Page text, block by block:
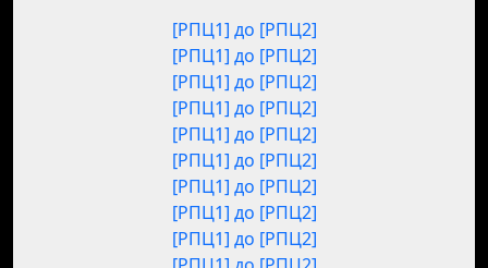
[РПЦ1] до [РПЦ2]
[РПЦ1] до [РПЦ2]
[РПЦ1] до [РПЦ2]
[РПЦ1] до [РПЦ2]
[РПЦ1] до [РПЦ2]
[РПЦ1] до [РПЦ2]
[РПЦ1] до [РПЦ2]
[РПЦ1] до [РПЦ2]
[РПЦ1] до [РПЦ2]